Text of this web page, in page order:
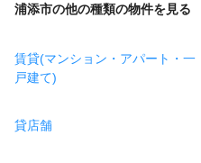
浦添市の他の種類の物件を見る
賃貸(マンション・アパート・一
戸建て)
貸店舗